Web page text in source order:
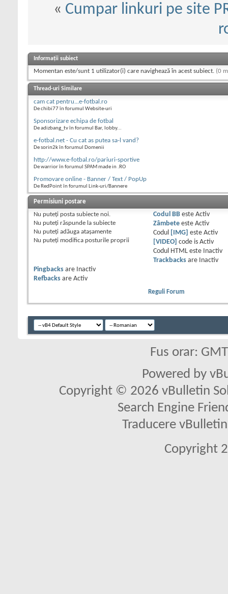
« Cumpar linkuri pe site
Informații subiect
Momentan este/sunt 1 utilizator(i) care navighează în acest subiect. (0
Thread-uri Similare
cam cat pentru...e-fotbal.ro
De chibi77 în forumul Website-uri
Sponsorizare echipa de fotbal
De adizbang_tv în forumul Bar, lobby...
e-fotbal.net - Cu cat as putea sa-l vand?
De sorin2k în forumul Domenii
http://www.e-fotbal.ro/pariuri-sportive
De warrior în forumul SPAM made in .RO
Promovare online - Banner / Text / PopUp
De RedPoint în forumul Link-uri/Bannere
Permisiuni postare
Nu puteţi posta subiecte noi.
Nu puteţi răspunde la subiecte
Nu puteţi adăuga ataşamente
Nu puteţi modifica posturile proprii
Codul BBeste Activ
Zâmbeteeste Activ
Codul
[IMG] este Activ
[VIDEO]
code is Activ
Codul HTML este
Inactiv
Trackbacksare
Inactiv
Pingbacks are
Inactiv
Refbacks are Activ
Reguli Forum
Fus orar:
Powered by
Copyright © 2026 vBulletin
Search Engine
Traducere
Copyright